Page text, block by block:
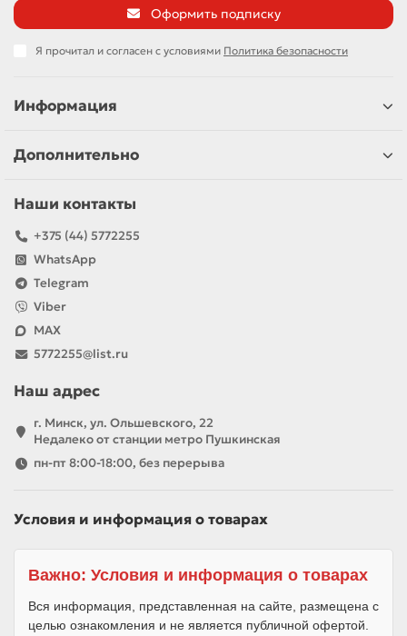
Оформить подписку
Я прочитал и согласен с условиями Политика безопасности
Информация
Дополнительно
Наши контакты
+375 (44) 5772255
WhatsApp
Telegram
Viber
MAX
5772255@list.ru
Наш адрес
г. Минск, ул. Ольшевского, 22
Недалеко от станции метро Пушкинская
пн-пт 8:00-18:00, без перерыва
Условия и информация о товарах
Важно: Условия и информация о товарах
Вся информация, представленная на сайте, размещена с
целью ознакомления и не является публичной офертой.